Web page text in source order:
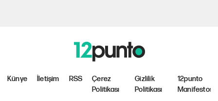
Künye İletişim RSS
Çerez
Politikası
Gizlilik
Politikası
12punto
Manifestosu